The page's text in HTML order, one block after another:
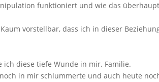
funktioniert und wie das
vorstellbar, dass ich in dieser
diese tiefe Wunde in mir. Familie.
in mir schlummerte und auch heute